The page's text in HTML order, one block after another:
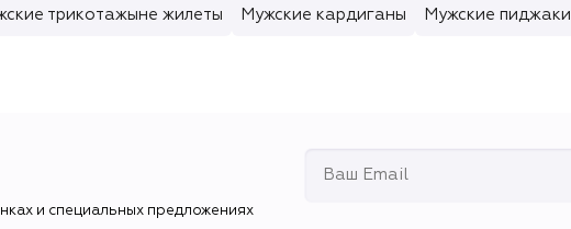
трикотажыне жилеты Мужские кардиганы Мужские пиджаки
и специальных предложениях